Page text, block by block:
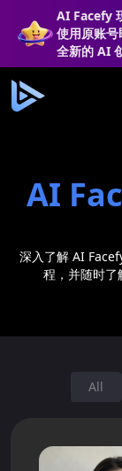
AI Facefy
使用原账
全新的 AI
AI
深入了解 AI
程，并随时了
All